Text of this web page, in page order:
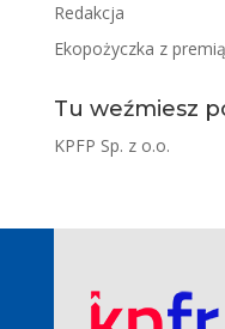
Redakcja
Ekopożyczka z
Tu weźmiesz
KPFP Sp. z o.o.